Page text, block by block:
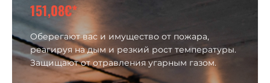
151,08€*
Оберегают вас и имущество от пожара,
реагируя на дым и резкий рост температуры.
Защищают от отравления угарным газом.